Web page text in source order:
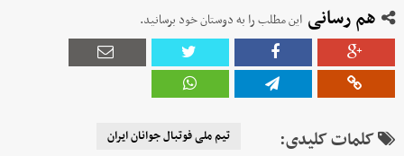
هم رسانی این مطلب را به دوستان خود برسانید.
کلمات کلیدی:
تیم ملی فوتبال جوانان ایران